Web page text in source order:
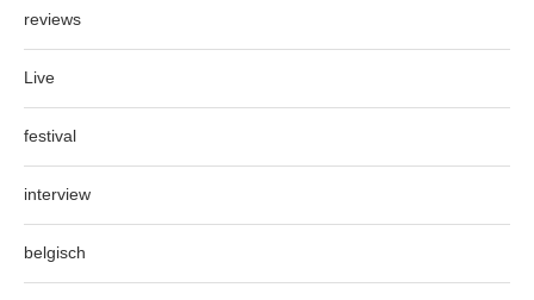
reviews
Live
festival
interview
belgisch